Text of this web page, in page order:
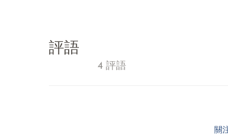
評語
4 評語
關